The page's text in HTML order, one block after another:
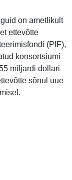
on ametlikult
ettevõtte
(PIF),
konsortsiumi
miljardi dollari
sõnul uue